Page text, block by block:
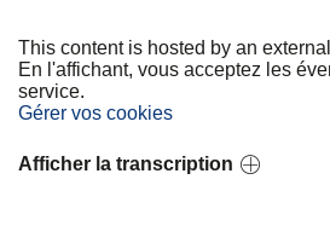
k
n
This content is hosted by an
En l'affichant, vous acceptez les
service.
Gérer vos cookies
Afficher la transcription